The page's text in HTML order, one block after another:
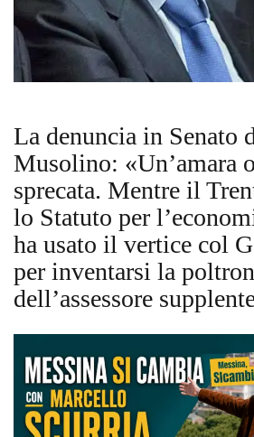
La denuncia in Senato
Musolino: «Un’amara
sprecata. Mentre il
lo Statuto per
ha usato il vertice col
per inventarsi la
dell’assessore